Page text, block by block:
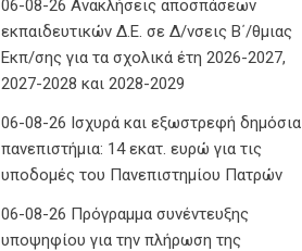
06-08-26 Ανακλήσεις αποσπάσεων
εκπαιδευτικών Δ.Ε. σε Δ/νσεις Β΄/θμιας
Εκπ/σης για τα σχολικά έτη 2026-2027,
2027-2028 και 2028-2029
06-08-26 Ισχυρά και εξωστρεφή δημόσια
πανεπιστήμια: 14 εκατ. ευρώ για τις
υποδομές του Πανεπιστημίου Πατρών
06-08-26 Πρόγραμμα συνέντευξης
υποψηφίου για την πλήρωση της